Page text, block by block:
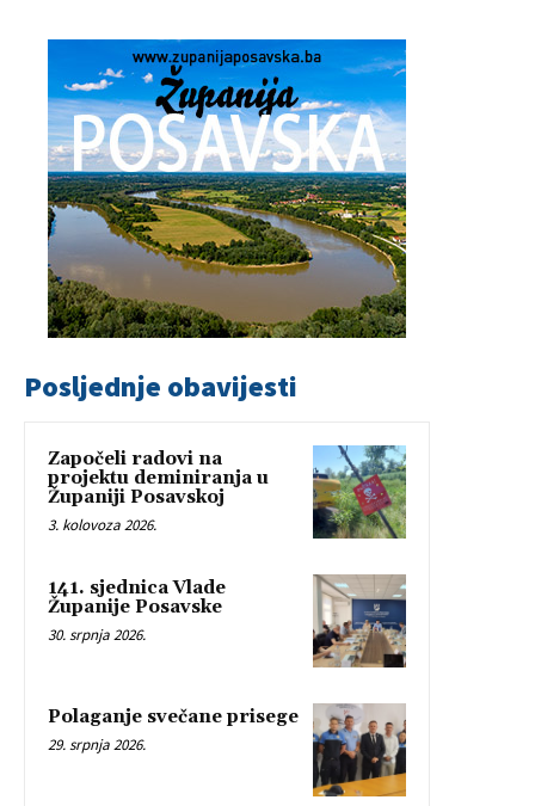
Posljednje obavijesti
Započeli radovi na
projektu deminiranja u
Županiji Posavskoj
3. kolovoza 2026.
141. sjednica Vlade
Županije Posavske
30. srpnja 2026.
Polaganje svečane prisege
29. srpnja 2026.